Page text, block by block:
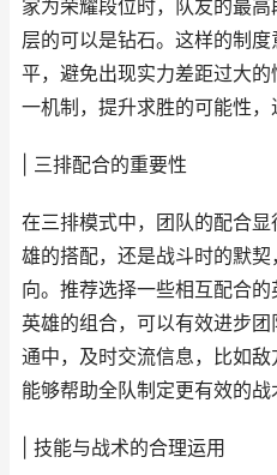
家为荣耀段位时，队友的最
层的可以是钻石。这样的制
平，避免出现实力差距过大
一机制，提升求胜的可能性，
| 三排配合的重要性
在三排模式中，团队的配合
雄的搭配，还是战斗时的默
向。推荐选择一些相互配合
英雄的组合，可以有效进步
通中，及时交流信息，比如敌
能够帮助全队制定更有效的战
| 技能与战术的合理运用